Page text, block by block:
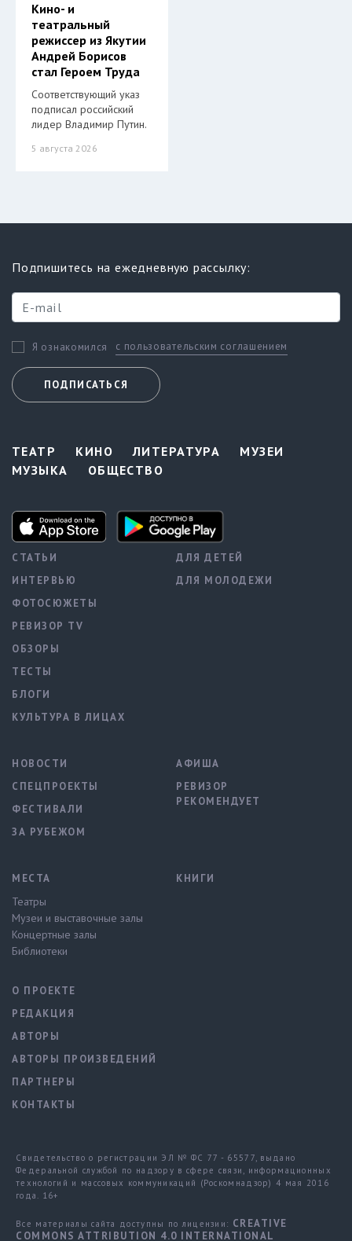
Кино- и
театральный
режиссер из Якутии
Андрей Борисов
стал Героем Труда
Соответствующий указ
подписал российский
лидер Владимир Путин.
5 августа 2026
Подпишитесь на ежедневную рассылку:
Я ознакомился с пользовательским соглашением
ПОДПИСАТЬСЯ
ТЕАТР КИНО ЛИТЕРАТУРА
МУЗЕИ
МУЗЫКА
ОБЩЕСТВО
СТАТЬИ
ИНТЕРВЬЮ
ФОТОСЮЖЕТЫ
РЕВИЗОР TV
ОБЗОРЫ
ТЕСТЫ
БЛОГИ
КУЛЬТУРА В ЛИЦАХ
ДЛЯ ДЕТЕЙ
ДЛЯ МОЛОДЕЖИ
НОВОСТИ
СПЕЦПРОЕКТЫ
ФЕСТИВАЛИ
ЗА РУБЕЖОМ
АФИША
РЕВИЗОР
РЕКОМЕНДУЕТ
МЕСТА
Театры
Музеи и выставочные залы
Концертные залы
Библиотеки
КНИГИ
О ПРОЕКТЕ
РЕДАКЦИЯ
АВТОРЫ
АВТОРЫ ПРОИЗВЕДЕНИЙ
ПАРТНЕРЫ
КОНТАКТЫ
Свидетельство о регистрации ЭЛ № ФС 77 - 65577, выдано
Федеральной службой по надзору в сфере связи, информационных
технологий и массовых коммуникаций (Роскомнадзор) 4 мая 2016
года. 16+
Все материалы сайта доступны по лицензии: CREATIVE
COMMONS ATTRIBUTION 4.0 INTERNATIONAL